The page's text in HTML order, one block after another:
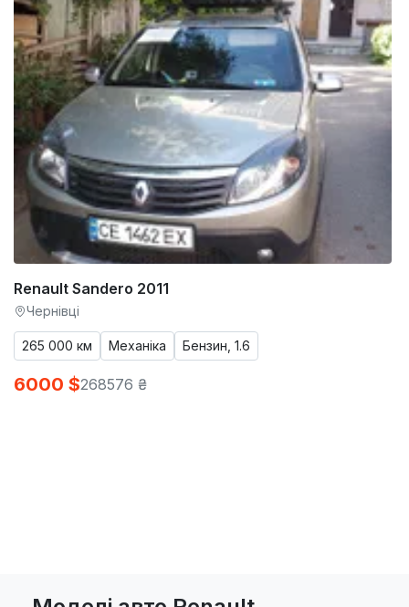
Renault Sandero 2011
Чернівці
265 000 км Механіка Бензин, 1.6
6000 $268576 ₴